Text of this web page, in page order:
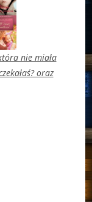
nie miała
oraz